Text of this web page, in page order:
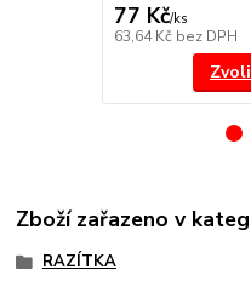
77 Kč/ks
63,64 Kč bez DPH
Zboží zařazeno v
RAZÍTKA